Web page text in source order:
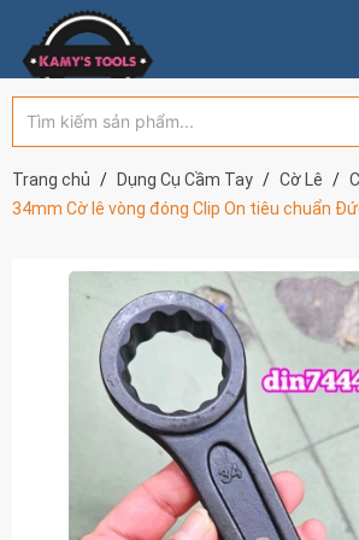
Trang chủ Dụng Cụ Cầm Tay Cờ Lê
34mm Cờ lê vòng đóng Clip On tiêu chuẩn